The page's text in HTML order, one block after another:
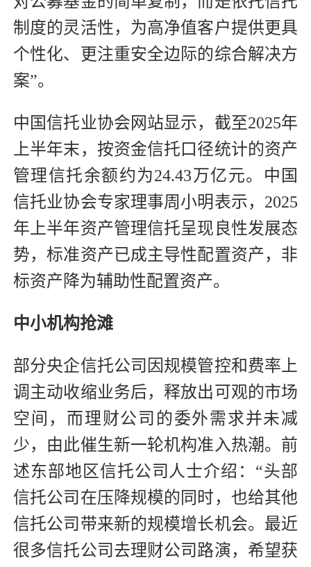
制度的灵活性，为高净值客户提供更具
个性化、更注重安全边际的综合解决方
案”。
中国信托业协会网站显示，截至2025年
上半年末，按资金信托口径统计的资产
管理信托余额约为24.43万亿元。中国
信托业协会专家理事周小明表示，2025
年上半年资产管理信托呈现良性发展态
势，标准资产已成主导性配置资产，非
标资产降为辅助性配置资产。
中小机构抢滩
部分央企信托公司因规模管控和费率上
调主动收缩业务后，释放出可观的市场
空间，而理财公司的委外需求并未减
少，由此催生新一轮机构准入热潮。前
述东部地区信托公司人士介绍：“头部
信托公司在压降规模的同时，也给其他
信托公司带来新的规模增长机会。最近
很多信托公司去理财公司路演，希望获